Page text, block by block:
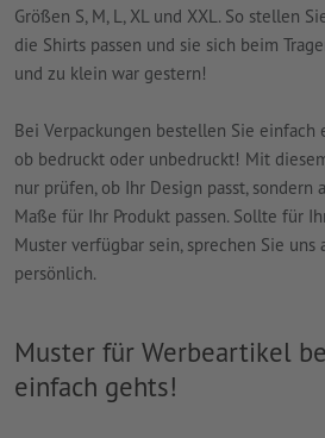
Größen S, M, L, XL und XXL. So stellen
die Shirts passen und sie sich beim
und zu klein war gestern!
Bei Verpackungen bestellen Sie einfach
ob bedruckt oder unbedruckt! Mit
nur prüfen, ob Ihr Design passt, sondern
Maße für Ihr Produkt passen. Sollte für
Muster verfügbar sein, sprechen Sie uns
persönlich.
Muster für Werbeartikel
einfach gehts!